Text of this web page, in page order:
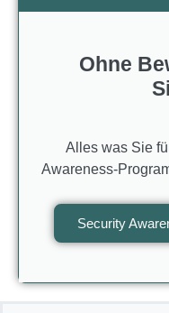
Ohne
Alles was Sie
Awareness-
Security